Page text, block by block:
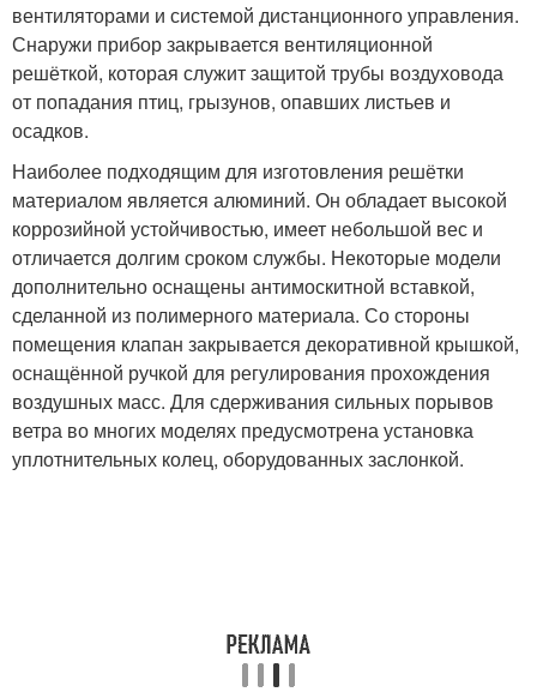
вентиляторами и системой дистанционного управления.
Снаружи прибор закрывается вентиляционной
решёткой, которая служит защитой трубы воздуховода
от попадания птиц, грызунов, опавших листьев и
осадков.
Наиболее подходящим для изготовления решётки
материалом является алюминий. Он обладает высокой
коррозийной устойчивостью, имеет небольшой вес и
отличается долгим сроком службы. Некоторые модели
дополнительно оснащены антимоскитной вставкой,
сделанной из полимерного материала. Со стороны
помещения клапан закрывается декоративной крышкой,
оснащённой ручкой для регулирования прохождения
воздушных масс. Для сдерживания сильных порывов
ветра во многих моделях предусмотрена установка
уплотнительных колец, оборудованных заслонкой.